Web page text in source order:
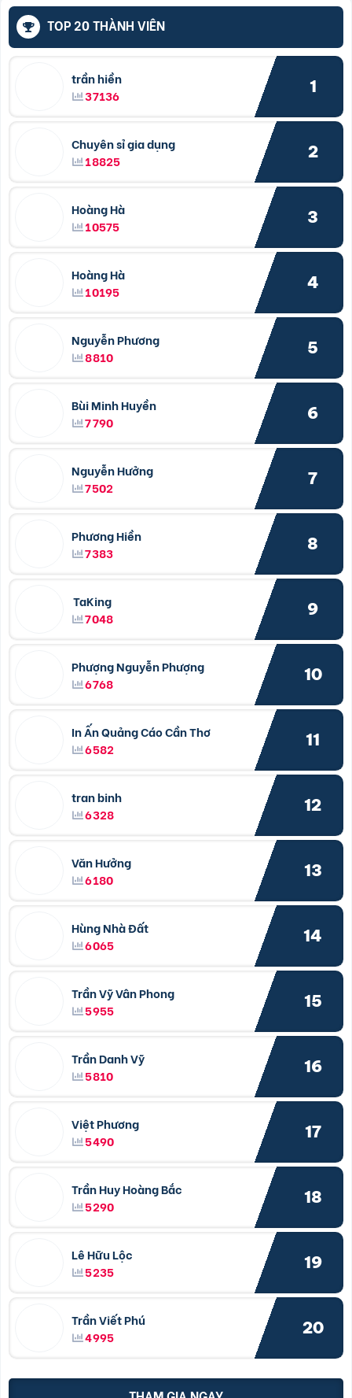
TOP 20 THÀNH VIÊN
trần hiền
37136
1
Chuyên sỉ gia dụng
18825
2
Hoàng Hà
10575
3
Hoàng Hà
10195
4
Nguyễn Phương
8810
5
Bùi Minh Huyền
7790
6
Nguyễn Hưởng
7502
7
Phương Hiền
7383
8
TaKing
7048
9
Phượng Nguyễn Phượng
6768
10
In Ấn Quảng Cáo Cần Thơ
6582
11
tran binh
6328
12
Văn Hưởng
6180
13
Hùng Nhà Đất
6065
14
Trần Vỹ Vân Phong
5955
15
Trần Danh Vỹ
5810
16
Việt Phương
5490
17
Trần Huy Hoàng Bắc
5290
18
Lê Hữu Lộc
5235
19
Trần Viết Phú
4995
20